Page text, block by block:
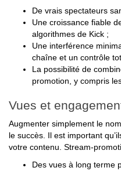
De vrais spectateurs
Une croissance fiable
algorithmes de Kick ;
Une interférence
chaîne et un contrôle
La possibilité de
promotion, y compris
Vues et
Augmenter simplement le
le succès. Il est important
votre contenu. Stream-
Des vues à long terme